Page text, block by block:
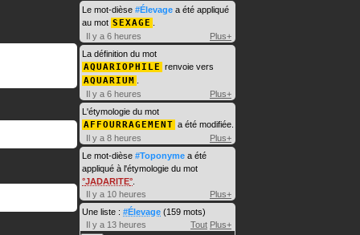
Le mot-dièse #Élevage a été appliqué
au mot SEXAGE
Il y a 6 heures
Plus+
La définition du mot
AQUARIOPHILE renvoie vers
AQUARIUM
Il y a 6 heures
Plus+
L'étymologie du mot
AFFOURRAGEMENT a été modifiée.
Il y a 8 heures
Plus+
Le mot-dièse #Toponyme a été
appliqué à l'étymologie du mot
JADARITE
Il y a 10 heures
Plus+
Une liste : #Élevage (159 mots)
Il y a 13 heures
Tout Plus+